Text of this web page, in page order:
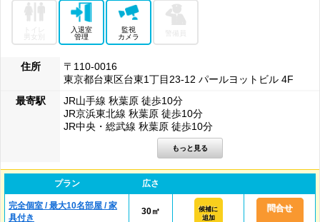
周辺に商業施設だけではなく飲食店も充実している秋葉原エリアは、ラ
ンチや仕事終わりの時間も楽しめるなどオフィスワーカーにもおすすめ
の場所です。交通の利便性も高く、オフィス需要は高まってきています
が、賃料相場は比較的安いためサテライトオフィスや支店としての利用
待される秋葉原で、レンタルオフィスを探してみてはいかがでしょう
男女別
入退室
管理
監視
カメラ
警備員
住所
〒110-0016
東京都台東区台東1丁目23-12 パールヨットビル 4F
最寄駅
JR山手線 秋葉原 徒歩10分
JR京浜東北線 秋葉原 徒歩10分
JR中央・総武線 秋葉原 徒歩10分
プラン 広さ
完全個室 / 最大10名部屋 / 家
具付き
30㎡
候補に
追加
問合せ